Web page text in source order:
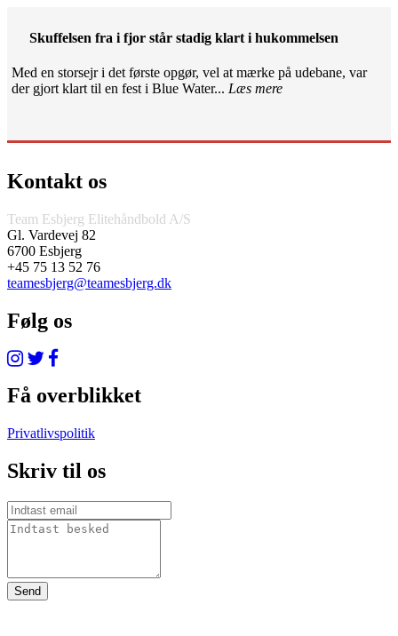
Skuffelsen fra i fjor står stadig klart i hukommelsen
Med en storsejr i det første opgør, vel at mærke på udebane, var
der gjort klart til en fest i Blue Water... Læs mere
Kontakt os
Team Esbjerg Elitehåndbold A/S
Gl. Vardevej 82
6700 Esbjerg
+45 75 13 52 76
teamesbjerg@teamesbjerg.dk
Følg os
Få overblikket
Privatlivspolitik
Skriv til os